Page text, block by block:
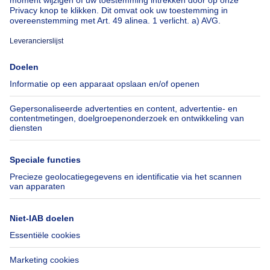
Over
Immoweb
Pers
Jobs
Axel Springer Group
SeLoger.com
Immowelt.de
Tools
Belfius
Verzekeringen
Verhuis checklist
Hulp
Veelgestelde vragen
Toegankelijkheid
Contacteer ons
Volg ons
LinkedIn